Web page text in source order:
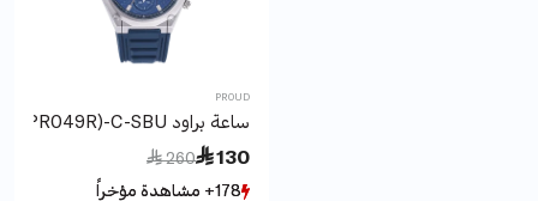
PROUD
ساعة براود Y24TAC(21PR049R)-C-SBU+علبة
 130
Price reduced from
 260
to
178+ مشاهدة مؤخراً
178+ مشاهدة مؤخراً